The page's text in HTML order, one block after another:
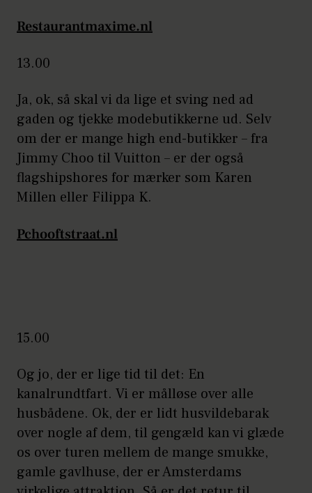
Restaurantmaxime.nl
13.00
Ja, ok, så skal vi da lige et sving ned ad
gaden og tjekke modebutikkerne ud. Selv
om der er mange high end-butikker – fra
Jimmy Choo til Vuitton – er der også
flagshipshores for mærker som Karen
Millen eller Filippa K.
Pchooftstraat.nl
15.00
Og jo, der er lige tid til det: En
kanalrundtfart. Vi er målløse over alle
husbådene. Ok, der er lidt husvildebarak
over nogle af dem, til gengæld kan vi glæde
os over turen mellem de mange smukke,
gamle gavlhuse, der er Amsterdams